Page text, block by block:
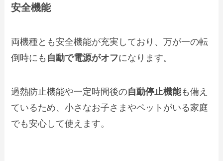
安全機能
両機種とも安全機能が充実しており、万が一の転
倒時にも 自動で電源がオフになります。
過熱防止機能や一定時間後の自動停止機能も備え
ているため、小さなお子さまやペットがいる家庭
でも安心して使えます。